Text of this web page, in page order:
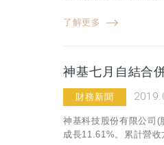
了解更多
神基七月自結合
財務新聞
神基科技股份有限公司
成長11.61%。累計營